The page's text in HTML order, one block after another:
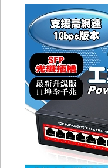
傳統高解析攝影機
鏡頭
投光設備
防護罩及支架
多路攝影機單軸傳輸
監聽器.麥克風
網路設備
視訊轉換設備
雙絞線傳輸器
雜訊改善器
分配放大器
網路線用水晶頭
網路線
懶人線.同軸線.花線
線頭.插座.延長線.HDMI線